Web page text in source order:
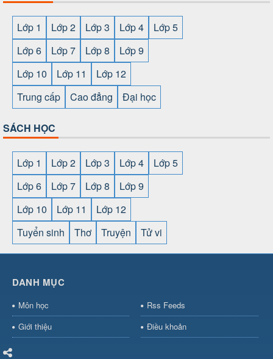
Lớp 1 Lớp 2 Lớp 3 Lớp 4
Lớp 5
Lớp 6
Lớp 7 Lớp 8
Lớp 9
Lớp 10
Lớp 11
Lớp 12
Trung cấp
Cao đẳng Đại học
SÁCH HỌC
Lớp 1 Lớp 2 Lớp 3 Lớp 4
Lớp 5
Lớp 6
Lớp 7 Lớp 8
Lớp 9
Lớp 10
Lớp 11
Lớp 12
Tuyển sinh
Thơ Truyện Tử vi
cái OPEN88⇔
⇔https://gameb52a.club/ https://new88.biz/
bài⇔bóng đá trực tiếp⇔fly88
select⇔https://xocdiaonline.ae ⇔https://cm88.dad/
⇔F168⇔https://f168.tech/ ⇔cm88⇔https://
bet.com/
DANH MỤC
Môn học
Rss Feeds
Giới thiệu
Điều khoản